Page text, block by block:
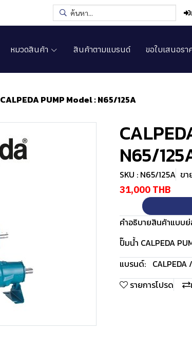
หมวดสินค้า สินค้าตามแบรนด์ ขอใบเสนอรา
CALPEDA PUMP Model : N65/125A
N65/
SKU : N65/125A ขา
31,000 THB
คำอธิบายสินค้าแบบ
ปั๊มน้ำ CALPEDA
แบรนด์:
รายการโปรด